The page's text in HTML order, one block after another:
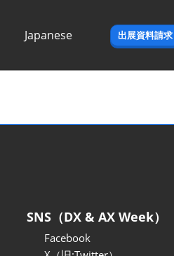
Japanese
出展資料請求
SNS（DX & AX Week）
Facebook